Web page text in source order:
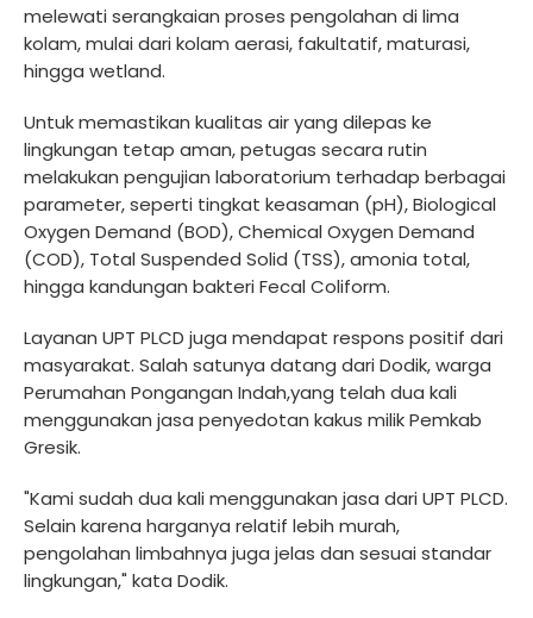
melewati serangkaian proses pengolahan di lima
kolam, mulai dari kolam aerasi, fakultatif, maturasi,
hingga wetland.
Untuk memastikan kualitas air yang dilepas ke
lingkungan tetap aman, petugas secara rutin
melakukan pengujian laboratorium terhadap berbagai
parameter, seperti tingkat keasaman (pH), Biological
Oxygen Demand (BOD), Chemical Oxygen Demand
(COD), Total Suspended Solid (TSS), amonia total,
hingga kandungan bakteri Fecal Coliform.
Layanan UPT PLCD juga mendapat respons positif dari
masyarakat. Salah satunya datang dari Dodik, warga
Perumahan Pongangan Indah,yang telah dua kali
menggunakan jasa penyedotan kakus milik Pemkab
Gresik.
"Kami sudah dua kali menggunakan jasa dari UPT PLCD.
Selain karena harganya relatif lebih murah,
pengolahan limbahnya juga jelas dan sesuai standar
lingkungan," kata Dodik.